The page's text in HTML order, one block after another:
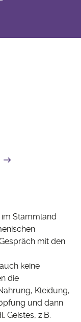
Stammland
mit den
keine
die
Kleidung,
und dann
Geistes, z.B.